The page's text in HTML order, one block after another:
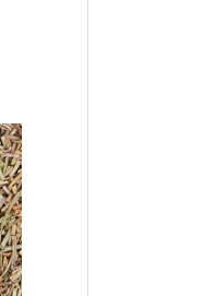
Ce
produit
a
plusieurs
variations.
Les